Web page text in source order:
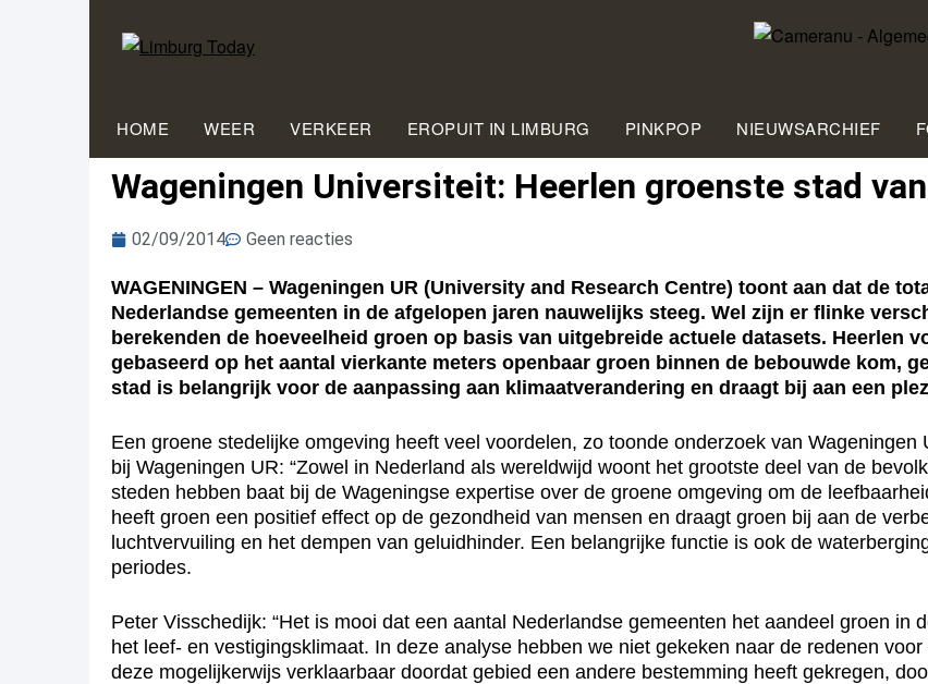
HOME WEER VERKEER EROPUIT IN LIMBURG PINKPOP NIEUWSARCHIEF
Wageningen Universiteit: Heerlen groenste stad
02/09/2014 Geen reacties
WAGENINGEN – Wageningen UR (University and Research Centre) toont aan dat de
Nederlandse gemeenten in de afgelopen jaren nauwelijks steeg. Wel zijn er flinke
berekenden de hoeveelheid groen op basis van uitgebreide actuele datasets. Heerlen
gebaseerd op het aantal vierkante meters openbaar groen binnen de bebouwde kom,
stad is belangrijk voor de aanpassing aan klimaatverandering en draagt bij aan een
Een groene stedelijke omgeving heeft veel voordelen, zo toonde onderzoek van
bij Wageningen UR: “Zowel in Nederland als wereldwijd woont het grootste deel van de
steden hebben baat bij de Wageningse expertise over de groene omgeving om de
heeft groen een positief effect op de gezondheid van mensen en draagt groen bij aan de
luchtvervuiling en het dempen van geluidhinder. Een belangrijke functie is ook de
periodes.
Peter Visschedijk: “Het is mooi dat een aantal Nederlandse gemeenten het aandeel groen in
het leef- en vestigingsklimaat. In deze analyse hebben we niet gekeken naar de redenen
deze mogelijkerwijs verklaarbaar doordat gebied een andere bestemming heeft gekregen,